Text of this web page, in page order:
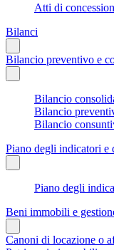
Atti di
Bilanci
Bilancio preventivo e
Bilancio
Bilancio
Bilancio
Piano degli indicatori e
Piano degli
Beni immobili e
Canoni di locazione o